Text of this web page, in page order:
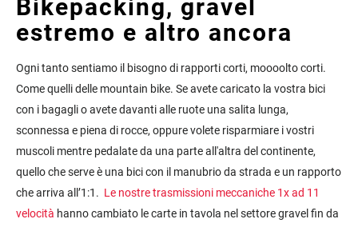
Bikepacking, gravel
estremo e altro ancora
Ogni tanto sentiamo il bisogno di rapporti corti, moooolto corti.
Come quelli delle mountain bike. Se avete caricato la vostra bici
con i bagagli o avete davanti alle ruote una salita lunga,
sconnessa e piena di rocce, oppure volete risparmiare i vostri
muscoli mentre pedalate da una parte all'altra del continente,
quello che serve è una bici con il manubrio da strada e un rapporto
che arriva all’1:1. Le nostretrasmissioni meccaniche 1x ad 11
velocità hanno cambiato le carte in tavola nel settore gravel fin da